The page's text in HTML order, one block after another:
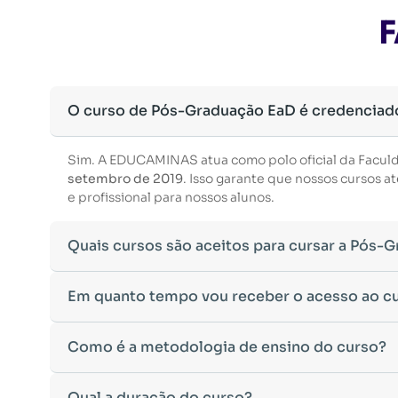
O curso de Pós-Graduação EaD é
Sim. A EDUCAMINAS atua como polo oficial da
setembro de 2019. Isso garante que nossos cursos
e profissional para nossos alunos.
Quais cursos são aceitos para cursar a Pós-
Para ingressar em um curso de pós-graduação, é
•Licenciatura– Formação voltada para o magistério
•Tecnólogo– Cursos de formação superior de
•Cursos de Formação de Oficiais
Em quanto tempo vou receber o acesso ao
Após a conclusão da sua matrícula e a confirmação
Como é a metodologia de ensino do curso?